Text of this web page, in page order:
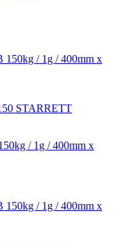
150kg / 1g / 400mm x
STARRETT
/ 1g / 400mm x
150kg / 1g / 400mm x